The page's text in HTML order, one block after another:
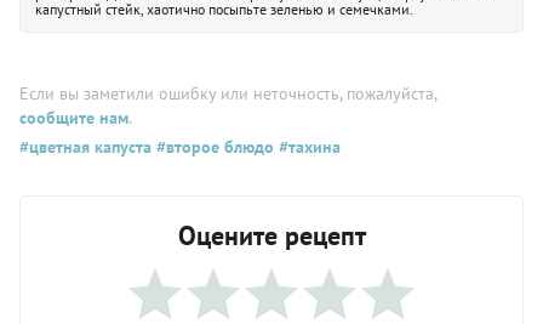
капустный стейк, хаотично посыпьте зеленью и семечками.
Если вы заметили ошибку или неточность, пожалуйста,
сообщите нам.
#цветная капуста #второе блюдо #тахина
Оцените рецепт